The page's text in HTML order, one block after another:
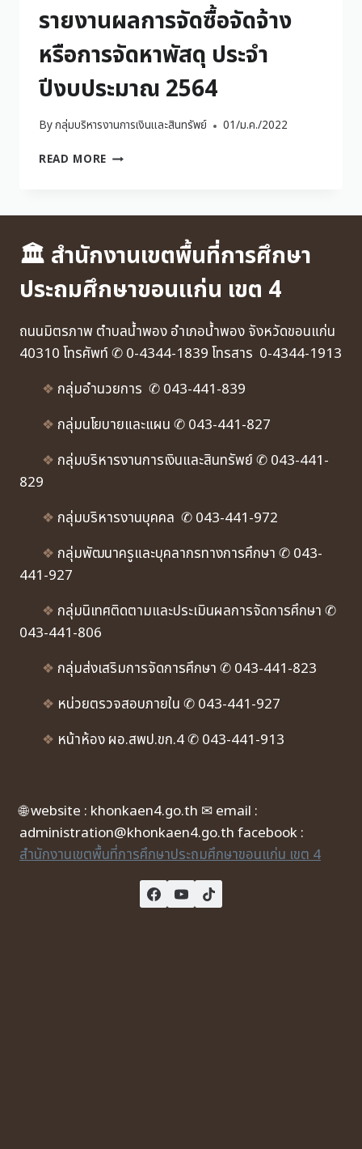
รายงานผลการจัดซื้อจัดจ้าง
หรือการจัดหาพัสดุ ประจำ
ปีงบประมาณ 2564
Byกลุ่มบริหารงานการเงินและสินทรัพย์ 01/ม.ค./2022
READ MORE
🏛 สำนักงานเขตพื้นที่การศึกษา
ประถมศึกษาขอนแก่น เขต 4
ถนนมิตรภาพ ตำบลน้ำพอง อำเภอน้ำพอง จังหวัดขอนแก่น
40310 โทรศัพท์ ✆ 0-4344-1839 โทรสาร 0-4344-1913
❖ กลุ่มอำนวยการ ✆ 043-441-839
❖ กลุ่มนโยบายและแผน ✆ 043-441-827
❖ กลุ่มบริหารงานการเงินและสินทรัพย์ ✆ 043-441-
829
❖ กลุ่มบริหารงานบุคคล ✆ 043-441-972
❖ กลุ่มพัฒนาครูและบุคลากรทางการศึกษา ✆ 043-
441-927
❖ กลุ่มนิเทศติดตามและประเมินผลการจัดการศึกษา ✆
043-441-806
❖ กลุ่มส่งเสริมการจัดการศึกษา ✆ 043-441-823
❖ หน่วยตรวจสอบภายใน ✆ 043-441-927
❖ หน้าห้อง ผอ.สพป.ขก.4 ✆ 043-441-913
🌐 website : khonkaen4.go.th ✉ email :
administration@khonkaen4.go.th facebook :
สำนักงานเขตพื้นที่การศึกษาประถมศึกษาขอนแก่น เขต 4